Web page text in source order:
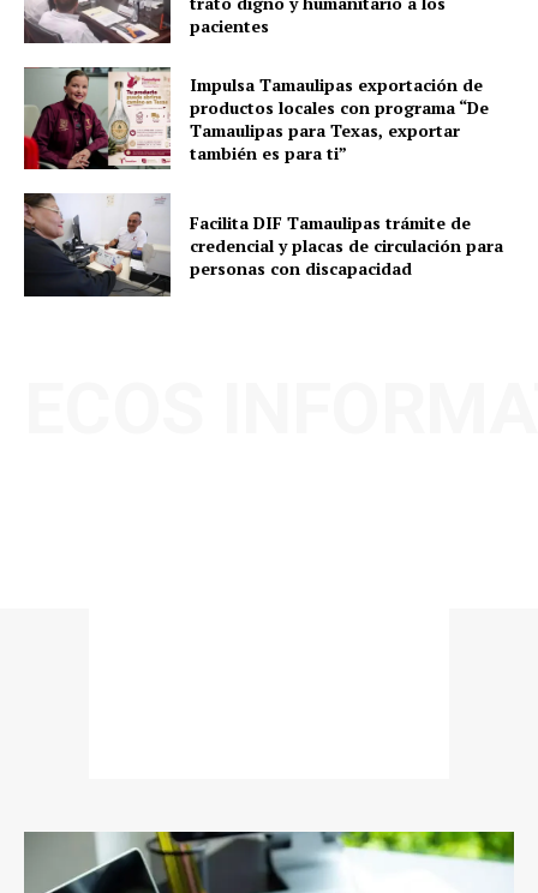
pacientes
Impulsa Tamaulipas exportación de
productos locales con programa “De
Tamaulipas para Texas, exportar
también es para ti”
Facilita DIF Tamaulipas trámite de
credencial y placas de circulación para
personas con discapacidad